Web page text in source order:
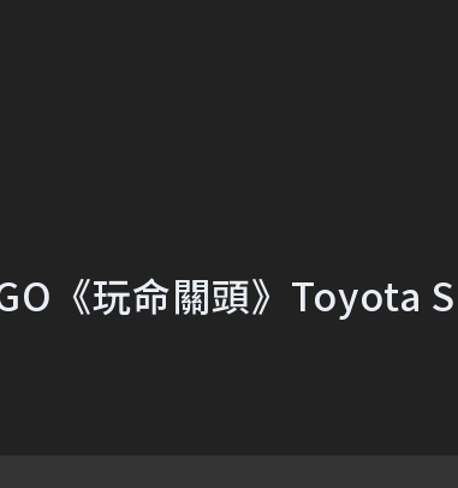
《玩命關頭》Toyota